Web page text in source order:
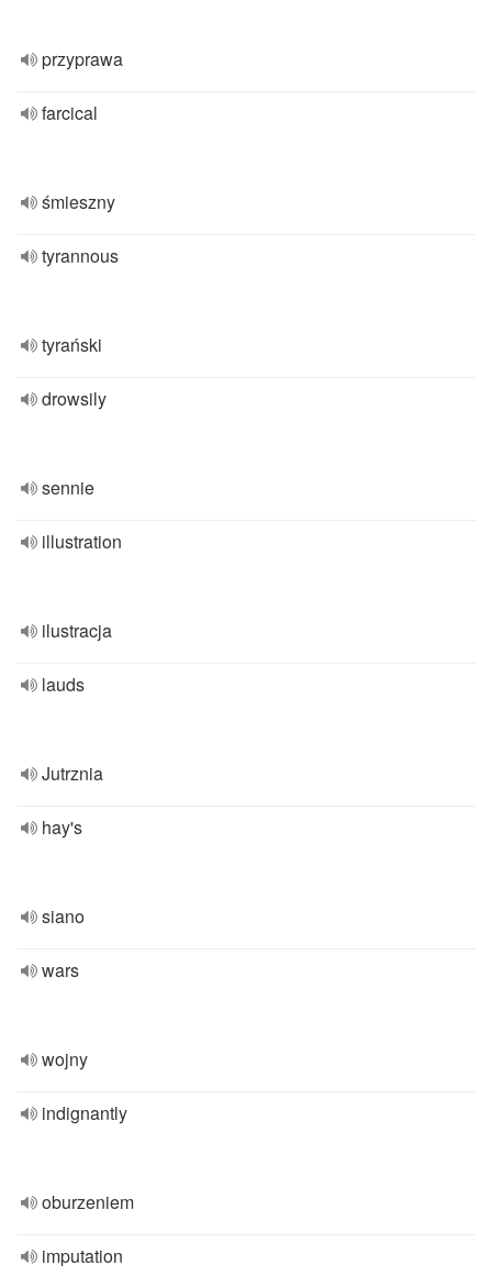
przyprawa
farcical
śmieszny
tyrannous
tyrański
drowsily
sennie
illustration
ilustracja
lauds
Jutrznia
hay's
siano
wars
wojny
indignantly
oburzeniem
imputation